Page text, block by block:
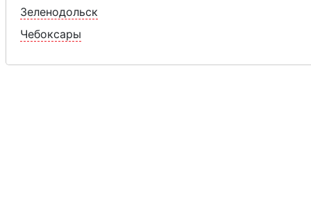
Зеленодольск
Чебоксары